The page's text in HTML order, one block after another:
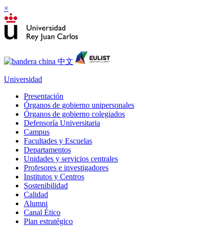
×
Universidad
Presentación
Órganos de gobierno unipersonales
Órganos de gobierno colegiados
Defensoría Universitaria
Campus
Facultades y Escuelas
Departamentos
Unidades y servicios centrales
Profesores e investigadores
Institutos y Centros
Sostenibilidad
Calidad
Alumni
Canal Ético
Plan estratégico